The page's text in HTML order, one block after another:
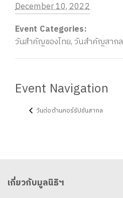
December 10, 2022
Event Categories:
วันสำคัญของไทย,วันสำคัญสากล
Event Navigation
วันต่อต้านคอร์รัปชันสากล
เกี่ยวกับมูลนิธิฯ